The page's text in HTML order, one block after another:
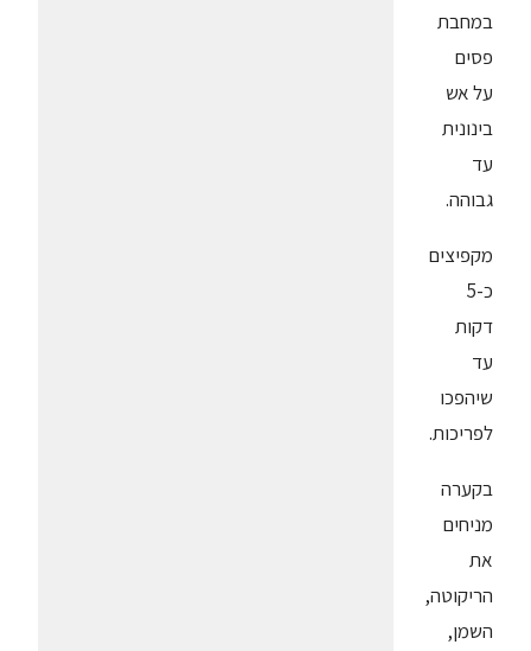
במחבת
פסים
על אש
בינונית
עד
גבוהה.
מקפיצים
כ-5
דקות
עד
שיהפכו
לפריכות.
בקערה
מניחים
את
הריקוטה,
השמן,